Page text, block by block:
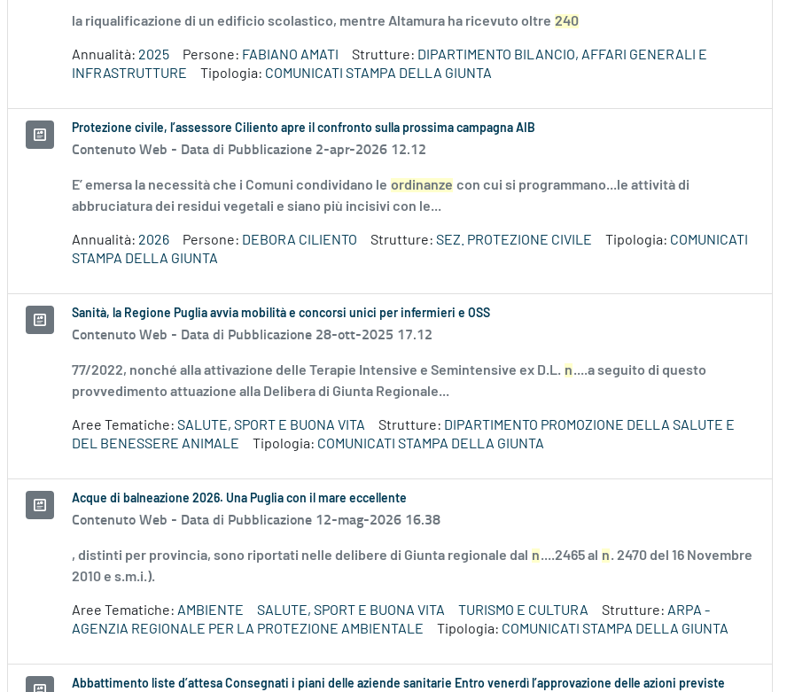
la riqualificazione di un edificio scolastico, mentre Altamura ha ricevuto oltre 240
Annualità: 2025 Persone: FABIANO AMATI Strutture: DIPARTIMENTO BILANCIO, AFFARI GENERALI E
INFRASTRUTTURE
Tipologia: COMUNICATI STAMPA DELLA GIUNTA
Protezione civile, l’assessore Ciliento apre il confronto sulla prossima campagna AIB
Contenuto Web - Data di Pubblicazione 2-apr-2026 12.12
E’ emersa la necessità che i Comuni condividano le ordinanze con cui si programmano...le attività di
abbruciatura dei residui vegetali e siano più incisivi con le...
Annualità: 2026 Persone: DEBORA CILIENTO Strutture: SEZ. PROTEZIONE CIVILE Tipologia: COMUNICATI
STAMPA DELLA GIUNTA
Sanità, la Regione Puglia avvia mobilità e concorsi unici per infermieri e OSS
Contenuto Web - Data di Pubblicazione 28-ott-2025 17.12
77/2022, nonché alla attivazione delle Terapie Intensive e Semintensive ex D.L. n....a seguito di questo
provvedimento attuazione alla Delibera di Giunta Regionale...
Aree Tematiche: SALUTE, SPORT E BUONA VITA Strutture: DIPARTIMENTO PROMOZIONE DELLA SALUTE E
DEL BENESSERE ANIMALE
Tipologia: COMUNICATI STAMPA DELLA GIUNTA
Acque di balneazione 2026. Una Puglia con il mare eccellente
Contenuto Web - Data di Pubblicazione 12-mag-2026 16.38
, distinti per provincia, sono riportati nelle delibere di Giunta regionale dal n....2465 al n. 2470 del 16 Novembre
2010 e s.m.i.).
Aree Tematiche: AMBIENTE SALUTE, SPORT E BUONA VITA TURISMO E CULTURA Strutture: ARPA -
AGENZIA REGIONALE PER LA PROTEZIONE AMBIENTALE
Tipologia: COMUNICATI STAMPA DELLA GIUNTA
Abbattimento liste d’attesa Consegnati i piani delle aziende sanitarie Entro venerdì l’approvazione delle azioni previste